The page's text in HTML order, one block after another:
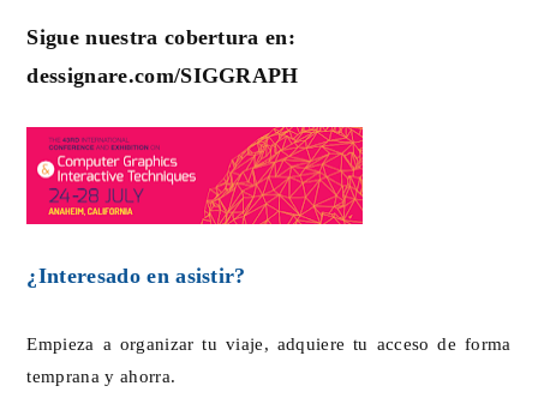
Sigue nuestra cobertura en:
dessignare.com/SIGGRAPH
¿Interesado en asistir?
Empieza a organizar tu viaje, adquiere tu acceso de forma
temprana y ahorra.